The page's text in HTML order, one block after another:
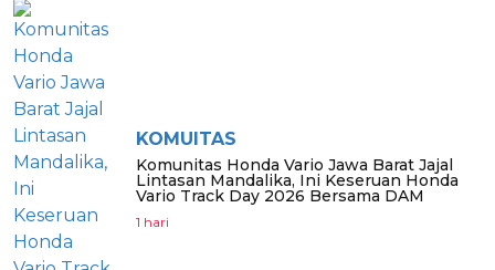
KOMUITAS
Komunitas Honda Vario Jawa Barat Jajal
Lintasan Mandalika, Ini Keseruan Honda
Vario Track Day 2026 Bersama DAM
1 hari